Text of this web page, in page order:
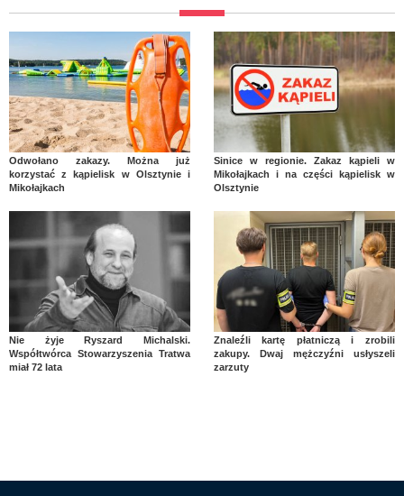
Odwołano zakazy. Można już
korzystać z kąpielisk w Olsztynie i
Mikołajkach
Sinice w regionie. Zakaz kąpieli w
Mikołajkach i na części kąpielisk w
Olsztynie
Nie żyje Ryszard Michalski.
Współtwórca Stowarzyszenia Tratwa
miał 72 lata
Znaleźli kartę płatniczą i zrobili
zakupy. Dwaj mężczyźni usłyszeli
zarzuty